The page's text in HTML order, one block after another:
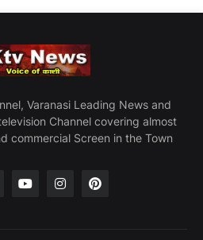
Varanasi Leading News and
Channel covering almost
commercial Screen in the Town